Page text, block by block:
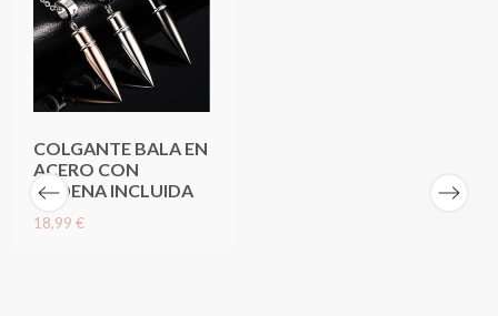
COLGANTE BALA EN
ACERO CON
CADENA INCLUIDA
18,99 €